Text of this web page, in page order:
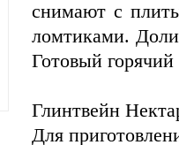
снимают с
ломтиками.
Готовый
Глинтвейн
Для